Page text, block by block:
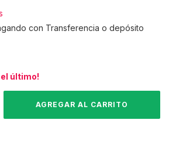
con Transferencia o depósito
último!